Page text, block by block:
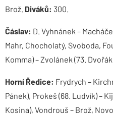
Brož. Diváků: 300.
Čáslav: D. Vyhnánek –
Mahr, Chocholatý, Svoboda,
Komma) – Zvolánek (73.
Horní Ředice: Frydrych –
Pánek), Prokeš (68. Ludvík) –
Kosina), Vondrouš – Brož,